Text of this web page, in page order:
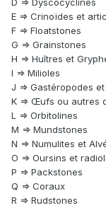
D => Dyscocyclines
E => Crinoïdes et
F => Floatstones
G => Grainstones
H => Huîtres et
I => Milioles
J => Gastéropodes
K => Œufs ou autres
L => Orbitolines
M => Mundstones
N => Numulites et
O => Oursins et
P => Packstones
Q => Coraux
R => Rudstones